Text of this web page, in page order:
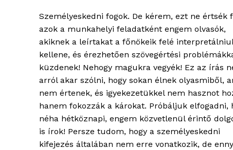
Személyeskedni fogok. De kérem, ezt ne értsék
azok a munkahelyi feladatként engem olvasók,
akiknek a leírtakat a főnökeik felé
kellene, és érezhetően szövegértési
küzdenek! Nehogy magukra vegyék! Ez az írás
arról akar szólni, hogy sokan élnek olyasmiből,
nem értenek, és igyekezetükkel nem hasznot
hanem fokozzák a károkat. Próbáljuk elfogadni,
néha hétköznapi, engem közvetlenül érintő
is írok! Persze tudom, hogy a személyeskedni
kifejezés általában nem erre vonatkozik, de